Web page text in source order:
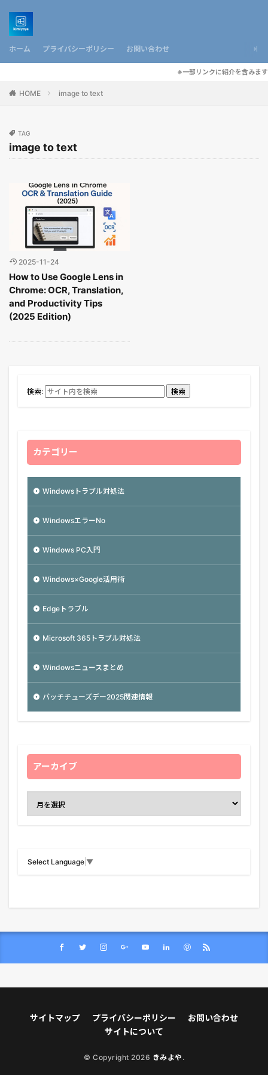
ホーム プライバシーポリシー お問い合わせ
※一部リンクに紹介を含みます
HOME image to text
TAG
image to text
2025-11-24
How to Use Google Lens in
Chrome: OCR, Translation,
and Productivity Tips
(2025 Edition)
検索: 検索
カテゴリー
Windowsトラブル対処法
WindowsエラーNo
Windows PC入門
Windows×Google活用術
Edgeトラブル
Microsoft 365トラブル対処法
Windowsニュースまとめ
バッチチューズデー2025関連情報
アーカイブ
Select Language ▼
サイトマップ プライバシーポリシー
お問い合わせ
サイトについて
© Copyright 2026 きみよや .